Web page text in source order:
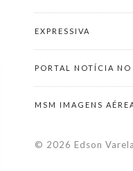
EXPRESSIVA
PORTAL NOTÍCIA NO
MSM IMAGENS
© 2026 Edson Varela